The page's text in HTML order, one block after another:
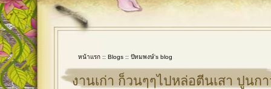
หน้าแรก :: Blogs :: ปัทมพงษ์'s blog
งานเก่า ก็วนๆๆไปหล่อตีนเสา ปูนก